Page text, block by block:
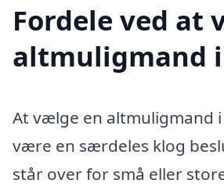
Fordele ved at
altmuligmand
At vælge en altmuligmand
være en særdeles klog
står over for små eller